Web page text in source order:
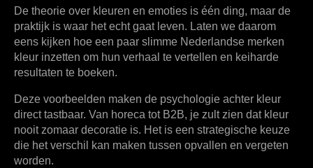
De theorie over kleuren en emoties is één ding, maar de
praktijk is waar het echt gaat leven. Laten we daarom
eens kijken hoe een paar slimme Nederlandse merken
kleur inzetten om hun verhaal te vertellen en keiharde
resultaten te boeken.
Deze voorbeelden maken de psychologie achter kleur
direct tastbaar. Van horeca tot B2B, je zult zien dat kleur
nooit zomaar decoratie is. Het is een strategische keuze
die het verschil kan maken tussen opvallen en vergeten
worden.